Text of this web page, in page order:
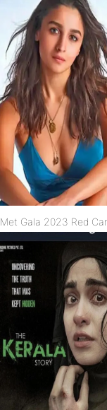
Met Gala 2023 Red